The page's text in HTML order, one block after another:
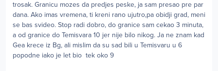
trosak. Granicu mozes da predjes peske, ja sam presao pre par
dana. Ako imas vremena, ti kreni rano ujutro,pa obidji grad, meni
se bas svideo. Stop radi dobro, do granice sam cekao 3 minuta,
a od granice do Temisvara 10 jer nije bilo nikog. Ja ne znam kad
Gea krece iz Bg, ali mislim da su sad bili u Temisvaru u 6
popodne iako je let bio tek oko 9